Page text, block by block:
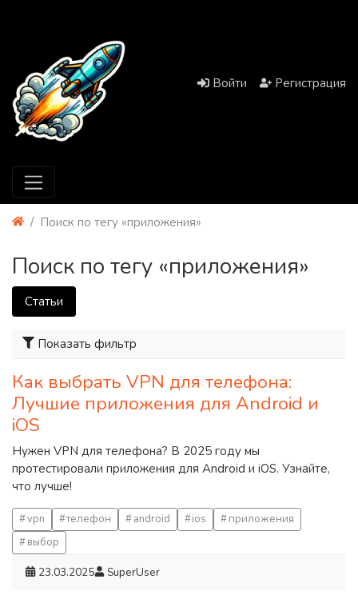
Войти Регистрация
Поиск по тегу «приложения»
Поиск по тегу «приложения»
Статьи
Показать фильтр
Как выбрать VPN для телефона:
Лучшие приложения для Android и
iOS
Нужен VPN для телефона? В 2025 году мы
протестировали приложения для Android и iOS. Узнайте,
что лучше!
vpn телефон android ios
приложения
выбор
23.03.2025 SuperUser